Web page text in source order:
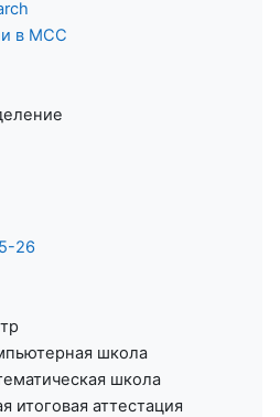
в МСС
26
школа
школа
итоговая аттестация